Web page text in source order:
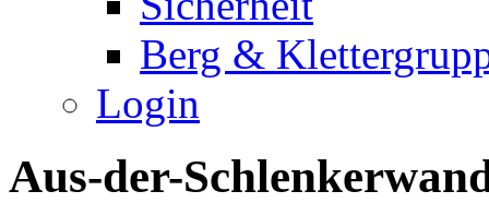
Berg &
Login
Aus-der-